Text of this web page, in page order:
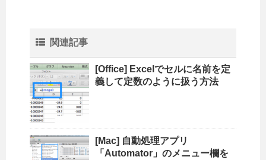
関連記事
[Office] Excelでセルに名前を定
義して定数のように扱う方法
[Mac] 自動処理アプリ
「Automator」のメニュー欄を